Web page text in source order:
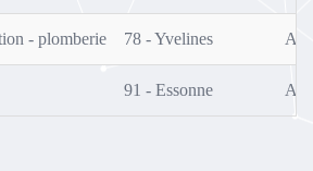
- plomberie 78 - Yvelines
91 - Essonne